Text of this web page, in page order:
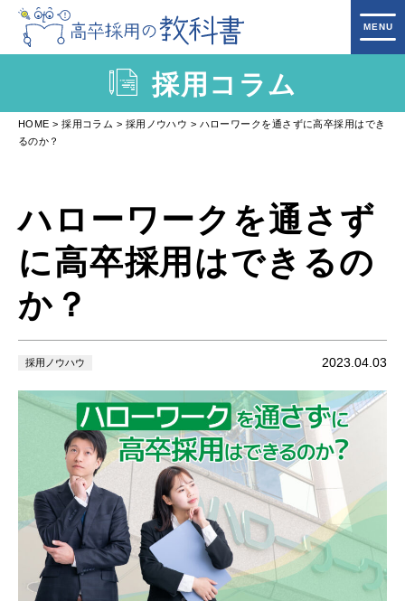
採用コラム
HOME 採用コラム 採用ノウハウ
ハローワークを通さずに高卒採用はでき
るのか？
ハローワークを通さず
に高卒採用はできるの
か？
採用ノウハウ 2023.04.03